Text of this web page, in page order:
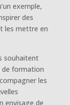
exemple,
des
les mettre en
souhaitent
de formation
les
envisage de